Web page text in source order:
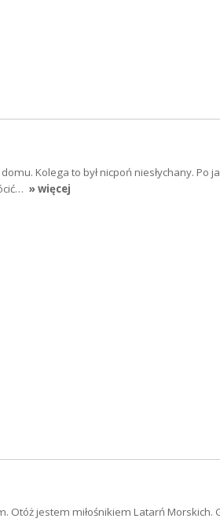
Kolega to był nicpoń niesłychany. Po
» więcej
Otóż jestem miłośnikiem Latarń Morskich.